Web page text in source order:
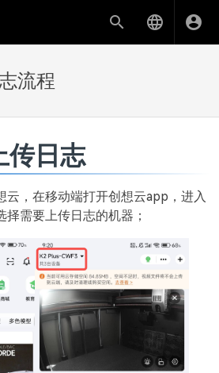
流程
传日志
云，在移动端打开创想云app，进入
择需要上传日志的机器；